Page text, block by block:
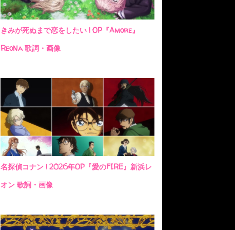
きみが死ぬまで恋をしたい | OP『Amore』
ReoNa 歌詞・画像
名探偵コナン | 2026年OP『愛のFIRE』新浜レ
オン 歌詞・画像